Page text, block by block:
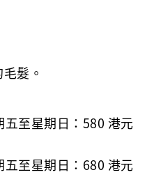
髮。
至星期日：580 港元
至星期日：680 港元